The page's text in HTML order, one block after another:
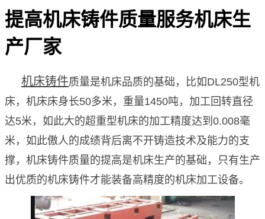
提高机床铸件质量服务机床生
产厂家
机床铸件质量是机床品质的基础，比如DL250型机
床，机床床身长50多米，重量1450吨，加工回转直径
达5米，如此大的超重型机床的加工精度达到0.008毫
米，如此傲人的成绩背后离不开铸造技术及能力的支
撑，机床铸件质量的提高是机床生产的基础，只有生产
出优质的机床铸件才能装备高精度的机床加工设备。